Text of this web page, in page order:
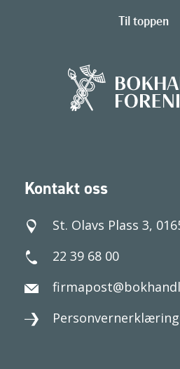
Kontakt oss
St. Olavs Plass 3,
22 39 68 00
Personvernerklæring
Til toppen